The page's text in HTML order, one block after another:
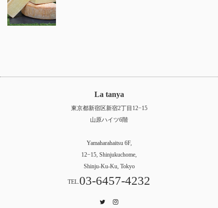
La tanya
東京都新宿区新宿2丁目12−15
山原ハイツ6階
Yamaharahaitsu 6F,
12−15, Shinjukuchome,
Shinju-Ku-Ku, Tokyo
TEL.03-6457-4232
Twitter